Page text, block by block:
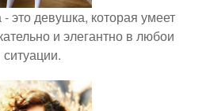
это девушка, которая умеет
и элегантно в любои
ситуации.